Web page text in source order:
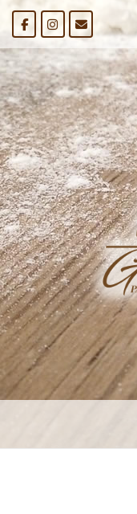
Passa
contenuto
Home